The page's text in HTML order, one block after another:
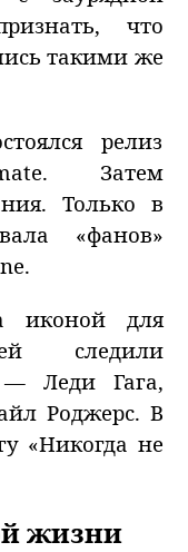
что
такими же
релиз
Затем
Только в
«фанов»
иконой для
следили
— Леди Гага,
Роджерс. В
«Никогда не
жизни